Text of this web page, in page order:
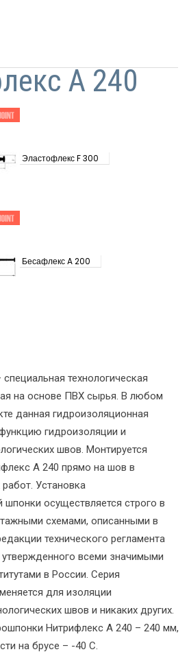
А 240
Эластофлекс F 300
Бесафлекс A 200
технологическая
на основе ПВХ сырья. В любом
данная гидроизоляционная
гидроизоляции и
швов. Монтируется
А 240 прямо на шов в
Установка
шпонки осуществляется строго в
схемами, описанными в
технического регламента
утвержденного всеми значимыми
в России. Серия
для изоляции
швов и никаких других.
Нитрифлекс А 240 – 240 мм,
на брусе – -40 С.